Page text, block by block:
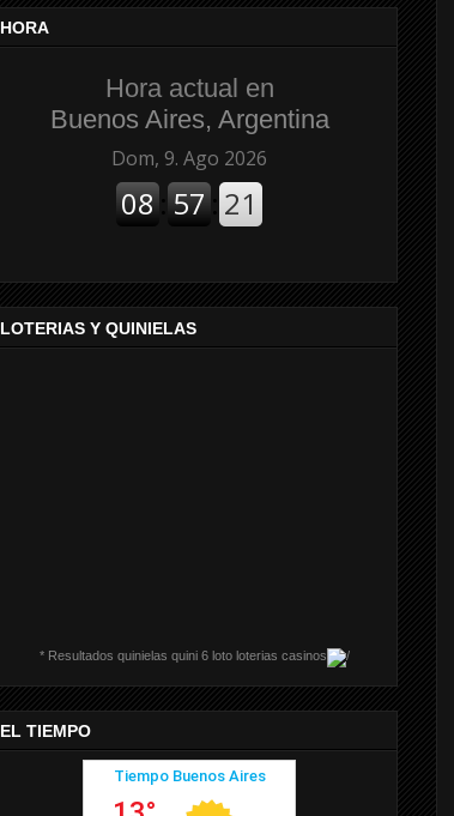
HORA
Hora actual en
Buenos Aires, Argentina
LOTERIAS Y QUINIELAS
* Resultados quinielas quini 6 loto loterias casinos
EL TIEMPO